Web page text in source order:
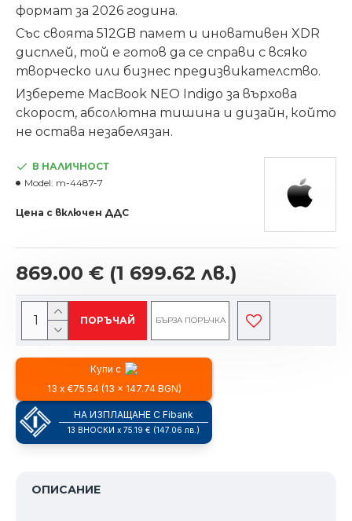
869.00 € (1 699.62 лв.)
В НАЛИЧНОСТ
Model: m-4487-7
Цена с включен ДДС
ПОРЪЧАЙ БЪРЗА ПОРЪЧКА
Купи с
13 x €75.54 (13 x 147.74 BGN)
НА ИЗПЛАЩАНЕ С Fibank
13 ВНОСКИ x 75.19 € (147.06 лв.)
формат за 2026 година.
Със своята 512GB памет и иновативен XDR
дисплей, той е готов да се справи с всяко
творческо или бизнес предизвикателство.
Изберете MacBook NEO Indigo за върхова
скорост, абсолютна тишина и дизайн, който
не остава незабелязан.
ОПИСАНИЕ